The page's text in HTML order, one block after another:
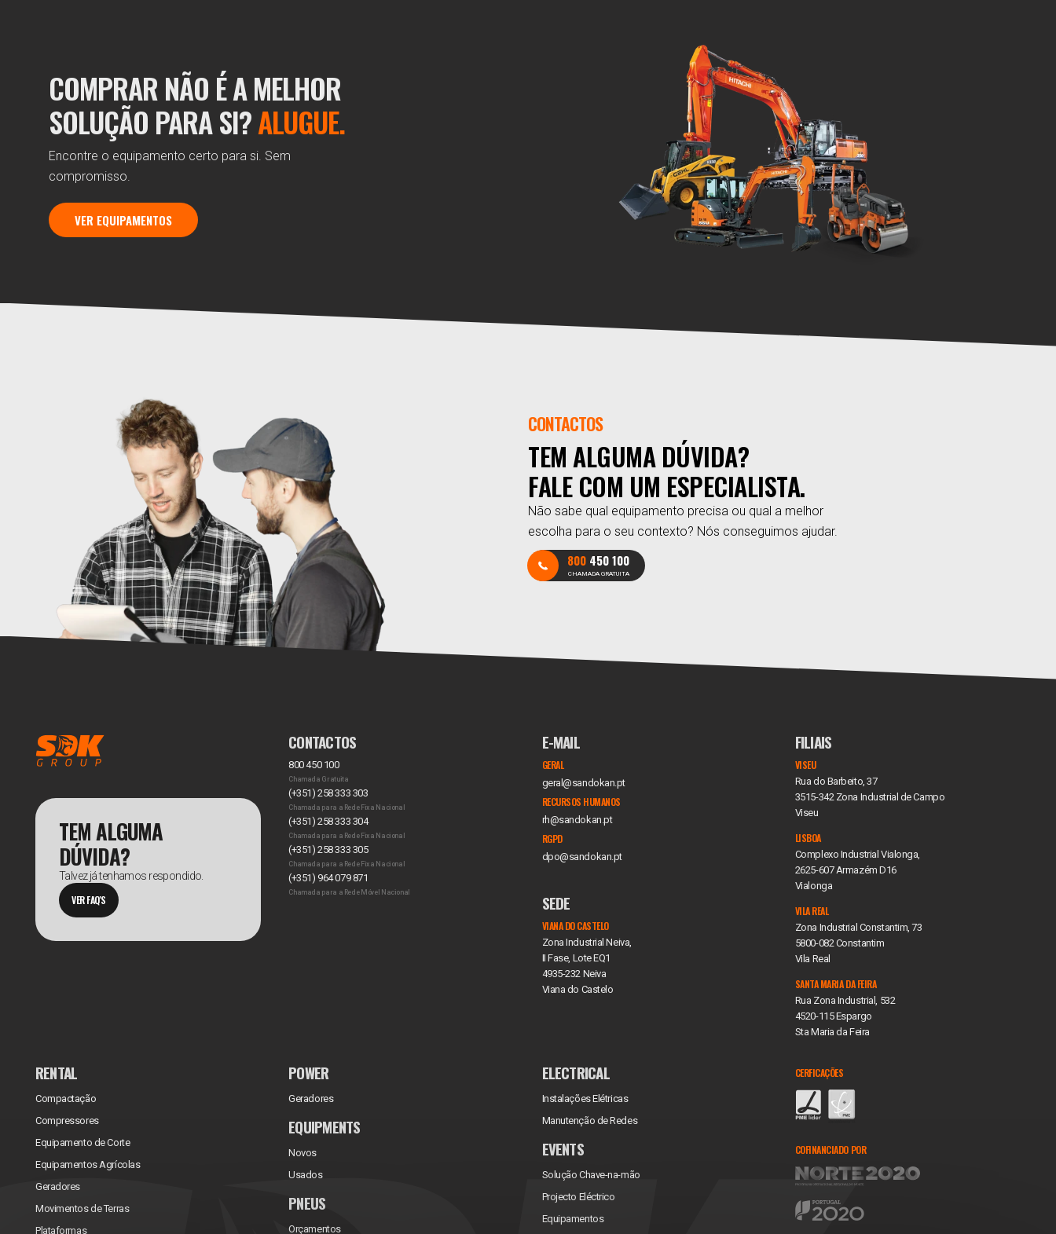
COMPRAR NÃO É A MELHOR
SOLUÇÃO PARA SI?ALUGUE.
Encontre o equipamento certo para si. Sem
compromisso.
VER EQUIPAMENTOS
CONTACTOS
TEM ALGUMA DÚVIDA?
FALE COM UM ESPECIALISTA.
Não sabe qual equipamento precisa ou qual a melhor
escolha para o seu contexto? Nós conseguimos ajudar.
800 450 100
CHAMADA GRATUITA
TEM ALGUMA
DÚVIDA?
Talvez já tenhamos respondido.
VER FAQ'S
CONTACTOS
800 450 100
Chamada Gratuita
(+351) 258 333 303
Chamada para a Rede Fixa Nacional
(+351) 258 333 304
Chamada para a Rede Fixa Nacional
(+351) 258 333 305
Chamada para a Rede Fixa Nacional
(+351) 964 079 871
Chamada para a Rede Móvel Nacional
E-MAIL
GERAL
geral@sandokan.pt
RECURSOS HUMANOS
rh@sandokan.pt
RGPD
dpo@sandokan.pt
SEDE
VIANA DO CASTELO
Zona Industrial Neiva,
II Fase, Lote EQ1
4935-232 Neiva
Viana do Castelo
FILIAIS
VISEU
Rua do Barbeito, 37
3515-342 Zona Industrial de Campo
Viseu
LISBOA
Complexo Industrial Vialonga,
2625-607 Armazém D16
Vialonga
VILA REAL
Zona Industrial Constantim, 73
5800-082 Constantim
Vila Real
SANTA MARIA DA FEIRA
Rua Zona Industrial, 532
4520-115 Espargo
Sta Maria da Feira
RENTAL
Compactação
Compressores
Equipamento de Corte
Equipamentos Agrícolas
Geradores
Movimentos de Terras
Plataformas
POWER
Geradores
EQUIPMENTS
Novos
Usados
PNEUS
Orçamentos
ELECTRICAL
Instalações Elétricas
Manutenção de Redes
EVENTS
Solução Chave-na-mão
Projecto Eléctrico
Equipamentos
CERFICAÇÕES
COFINANCIADO POR